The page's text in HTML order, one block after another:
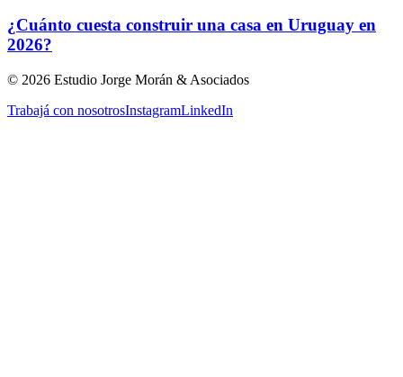
¿Cuánto cuesta construir una casa en Uruguay en
2026?
© 2026 Estudio Jorge Morán & Asociados
Trabajá con nosotrosInstagramLinkedIn